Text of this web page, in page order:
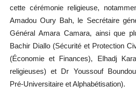
cette cérémonie religieuse,
Amadou Oury Bah, le Secrétaire
Général Amara Camara, ainsi que
Bachir Diallo (Sécurité et Protection
(Économie et Finances), Elhadj
religieuses) et Dr Youssouf
Pré-Universitaire et Alphabétisation).